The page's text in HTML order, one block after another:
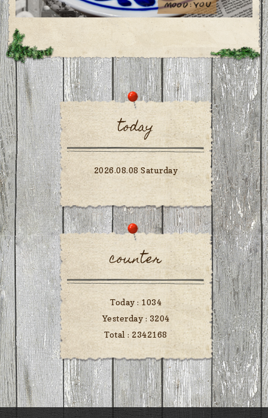
today
2026.08.08 Saturday
counter
Today : 1034
Yesterday : 3204
Total : 2342168